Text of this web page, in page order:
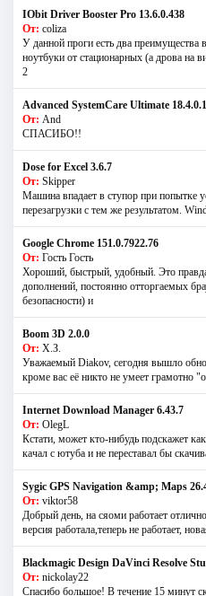
IObit Driver Booster Pro 13.6.0.438
От: coliza
У данной проги есть два преимущества
ноутбуки от стационарных (а дрова на
2
Advanced SystemCare Ultimate
От: And
СПАСИБО!!
Dose for Excel 3.6.7
От: Skipper
Машина впадает в ступор при попытке
перезагрузки с тем же результатом.
Google Chrome 151.0.7922.76
От: Гость Гость
Хороший, быстрый, удобный. Это
дополнений, постоянно отторгаемых
безопасности) и
Boom 3D 2.0.0
От: Х.З.
Уважаемый Diakov, сегодня вышло
кроме вас её никто не умеет грамотно
Internet Download Manager 6.43.7
От: OlegL
Кстати, может кто-нибудь подскажет
качал с ютуба и не переставал бы
Sygic GPS Navigation &amp; Maps
От: viktor58
Добрый день, на сяоми работает
версия работала,теперь не работает,
Blackmagic Design DaVinci Resolve
От: nickolay22
Спасибо большое! В течение 15 минут